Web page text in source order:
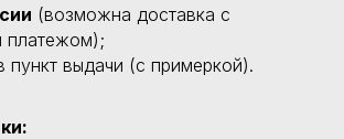
(возможна доставка с
платежом);
пункт выдачи (с примеркой).